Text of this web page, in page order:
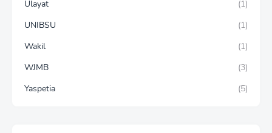
Ulayat
(1)
UNIBSU
(1)
Wakil
(1)
WJMB
(3)
Yaspetia
(5)